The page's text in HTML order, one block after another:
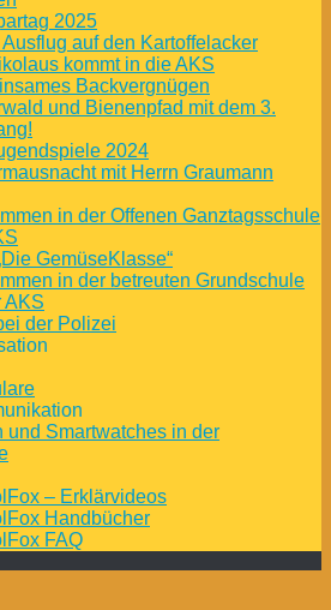
2025
auf den Kartoffelacker
kommt in die AKS
Backvergnügen
und Bienenpfad mit dem 3.
2024
mit Herrn Graumann
in der Offenen Ganztagsschule
GemüseKlasse“
in der betreuten Grundschule
AKS
der Polizei
und Smartwatches in der
– Erklärvideos
Handbücher
FAQ